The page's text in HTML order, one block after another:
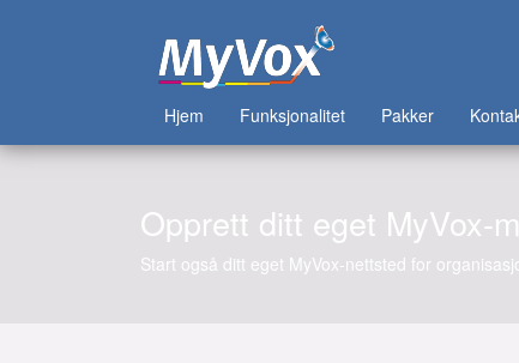
Hjem Funksjonalitet Pakker
Opprett
ditt
eget
Opprett ditt eget MyVox-
Start også ditt eget MyVox-nettsted for